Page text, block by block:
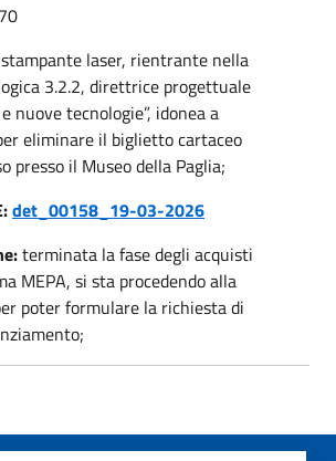
laser, rientrante nella
3.2.2, direttrice progettuale
nuove tecnologie”, idonea a
eliminare il biglietto cartaceo
presso il Museo della Paglia;
det_00158_19-03-2026
terminata la fase degli acquisti
MEPA, si sta procedendo alla
poter formulare la richiesta di